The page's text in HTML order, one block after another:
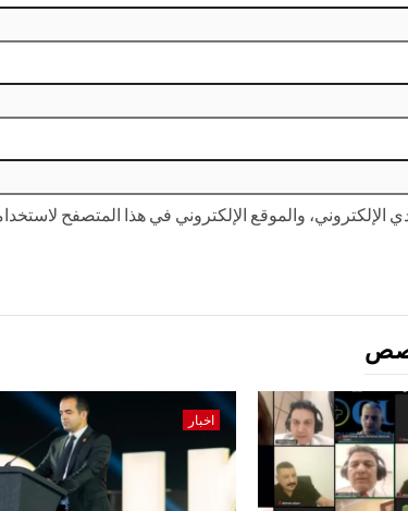
والموقع الإلكتروني في هذا المتصفح
اخبار